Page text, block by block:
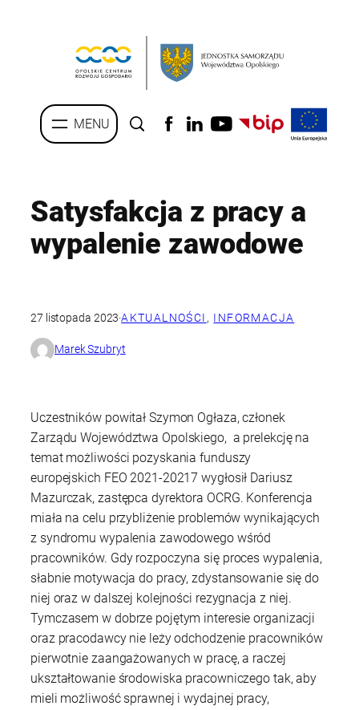
Satysfakcja z pracy a
wypalenie zawodowe
27 listopada 2023·AKTUALNOŚCI , INFORMACJA
Marek Szubryt
Uczestników powitał Szymon Ogłaza, członek
Zarządu Województwa Opolskiego, a prelekcję na
temat możliwości pozyskania funduszy
europejskich FEO 2021-20217 wygłosił Dariusz
Mazurczak, zastępca dyrektora OCRG. Konferencja
miała na celu przybliżenie problemów wynikających
z syndromu wypalenia zawodowego wśród
pracowników. Gdy rozpoczyna się proces wypalenia,
słabnie motywacja do pracy, zdystansowanie się do
niej oraz w dalszej kolejności rezygnacja z niej.
Tymczasem w dobrze pojętym interesie organizacji
oraz pracodawcy nie leży odchodzenie pracowników
pierwotnie zaangażowanych w pracę, a raczej
ukształtowanie środowiska pracowniczego tak, aby
mieli możliwość sprawnej i wydajnej pracy,